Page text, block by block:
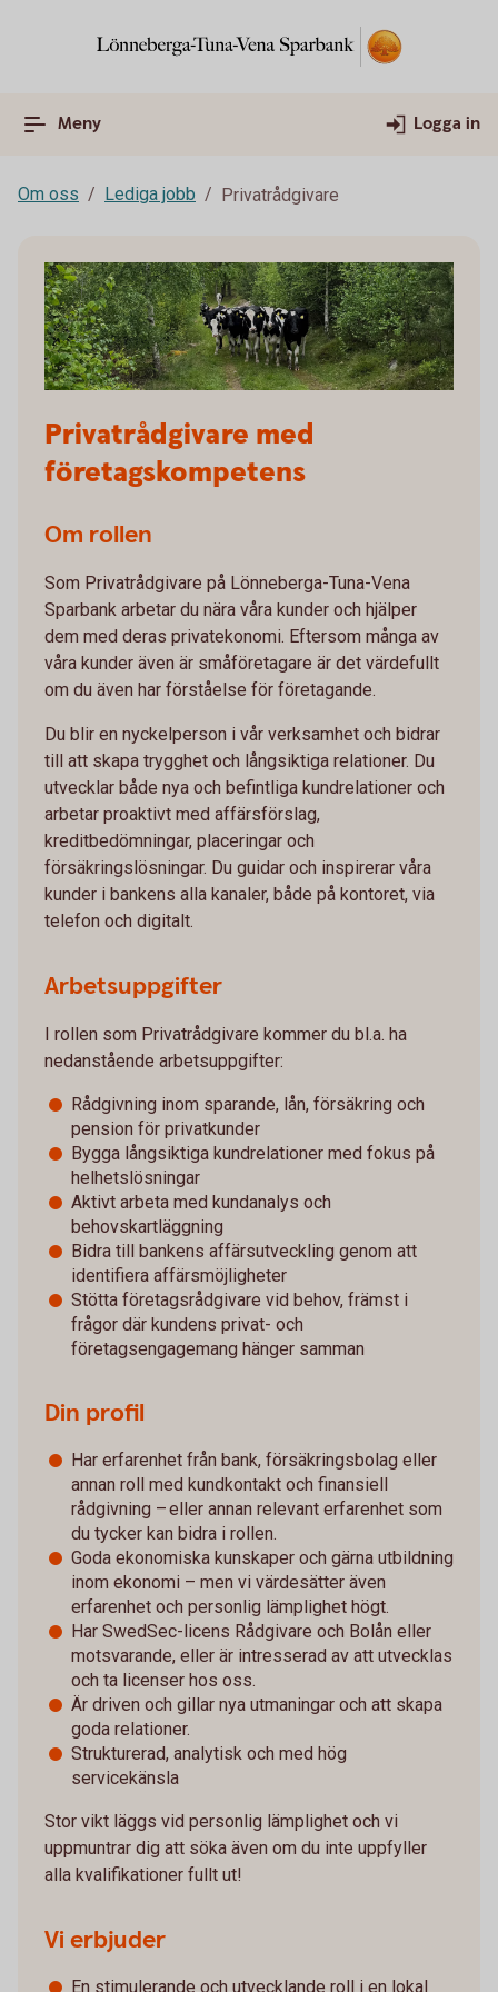
Meny Logga in
Om oss Lediga jobb Privatrådgivare
Privatrådgivare med
företagskompetens
Om rollen
Som Privatrådgivare på Lönneberga-Tuna-Vena
Sparbank arbetar du nära våra kunder och hjälper
dem med deras privatekonomi. Eftersom många av
våra kunder även är småföretagare är det värdefullt
om du även har förståelse för företagande.
Du blir en nyckelperson i vår verksamhet och bidrar
till att skapa trygghet och långsiktiga relationer. Du
utvecklar både nya och befintliga kundrelationer och
arbetar proaktivt med affärsförslag,
kreditbedömningar, placeringar och
försäkringslösningar. Du guidar och inspirerar våra
kunder i bankens alla kanaler, både på kontoret, via
telefon och digitalt.
Arbetsuppgifter
I rollen som Privatrådgivare kommer du bl.a. ha
nedanstående arbetsuppgifter:
Rådgivning inom sparande, lån, försäkring och
pension för privatkunder
Bygga långsiktiga kundrelationer med fokus på
helhetslösningar
Aktivt arbeta med kundanalys och
behovskartläggning
Bidra till bankens affärsutveckling genom att
identifiera affärsmöjligheter
Stötta företagsrådgivare vid behov, främst i
frågor där kundens privat- och
företagsengagemang hänger samman
Din profil
Har erfarenhet från bank, försäkringsbolag eller
annan roll med kundkontakt och finansiell
rådgivning – eller annan relevant erfarenhet som
du tycker kan bidra i rollen.
Goda ekonomiska kunskaper och gärna utbildning
inom ekonomi – men vi värdesätter även
erfarenhet och personlig lämplighet högt.
Har SwedSec-licens Rådgivare och Bolån eller
motsvarande, eller är intresserad av att utvecklas
och ta licenser hos oss.
Är driven och gillar nya utmaningar och att skapa
goda relationer.
Strukturerad, analytisk och med hög
servicekänsla
Stor vikt läggs vid personlig lämplighet och vi
uppmuntrar dig att söka även om du inte uppfyller
alla kvalifikationer fullt ut!
Vi erbjuder
En stimulerande och utvecklande roll i en lokal